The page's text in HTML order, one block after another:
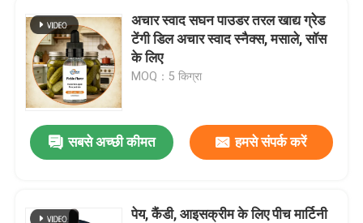
प्रस्तुत
अचार स्वाद सघन पाउडर तरल खाद्य ग्रेड
टेंगी डिल अचार स्वाद स्नैक्स, मसाले, सॉस
के लिए
MOQ：5 किग्रा
सबसे अच्छी कीमत हमसे संपर्क करें
पेय, कैंडी, आइसक्रीम के लिए पीच मार्टिनी